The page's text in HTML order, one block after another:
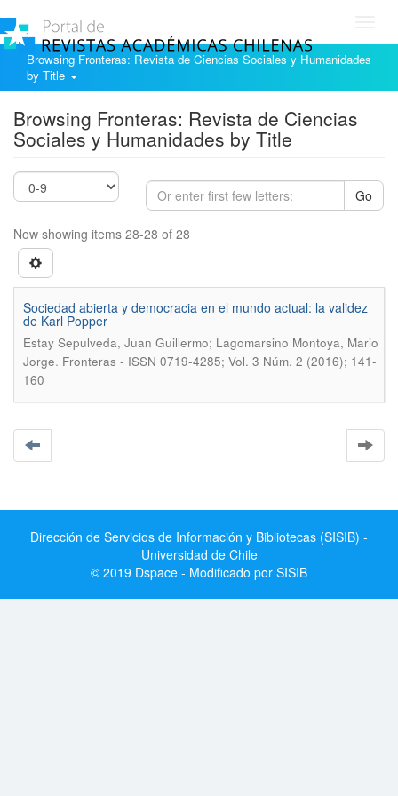
Browsing Fronteras: Revista de Ciencias Sociales y Humanidades
by Title
Browsing Fronteras: Revista de Ciencias
Sociales y Humanidades by Title
Go
Now showing items 28-28 of 28
Sociedad abierta y democracia en el mundo actual: la validez
de Karl Popper
Estay Sepulveda, Juan Guillermo; Lagomarsino Montoya, Mario
Jorge. Fronteras - ISSN 0719-4285; Vol. 3 Núm. 2 (2016); 141-
160
Dirección de Servicios de Información y Bibliotecas (SISIB) -
Universidad de Chile
© 2019 Dspace - Modificado por SISIB